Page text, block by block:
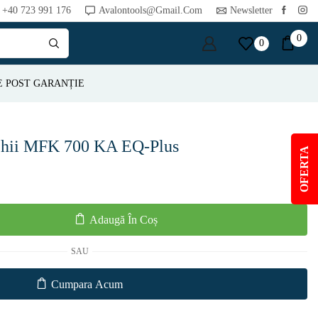
+40 723 991 176 Avalontools@gmail.com Newsletter
0 0
POST GARANȚIE
MFK 700 KA EQ-Plus
Adaugă În Coș
SAU
Cumpara Acum
OFERTA